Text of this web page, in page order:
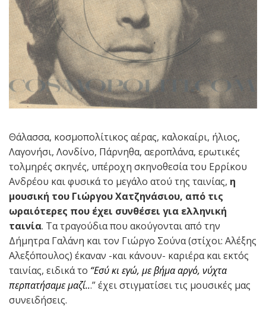
Θάλασσα, κοσμοπολίτικος αέρας, καλοκαίρι, ήλιος,
Λαγονήσι, Λονδίνο, Πάρνηθα, αεροπλάνα, ερωτικές
τολμηρές σκηνές, υπέροχη σκηνοθεσία του Ερρίκου
Ανδρέου και φυσικά το μεγάλο ατού της ταινίας, η
μουσική του Γιώργου Χατζηνάσιου, από τις
ωραιότερες που έχει συνθέσει για ελληνική
ταινία. Τα τραγούδια που ακούγονται από την
Δήμητρα Γαλάνη και τον Γιώργο Σούνα (στίχοι: Αλέξης
Αλεξόπουλος) έκαναν -και κάνουν- καριέρα και εκτός
ταινίας, ειδικά το “Εσύ κι εγώ, με βήμα αργό, νύχτα
περπατήσαμε μαζί...” έχει στιγματίσει τις μουσικές μας
συνειδήσεις.